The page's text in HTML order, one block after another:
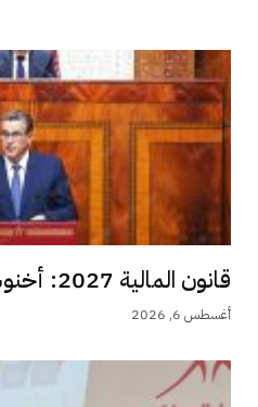
قانون المالية 2027: أخنوش يبقي على دعم...
أغسطس 6, 2026